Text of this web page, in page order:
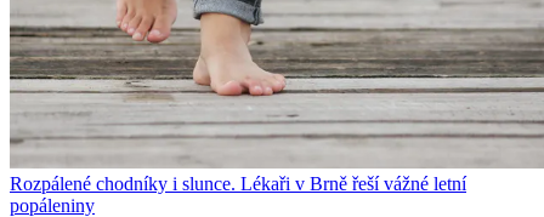
Rozpálené chodníky i slunce. Lékaři v Brně řeší vážné letní
popáleniny